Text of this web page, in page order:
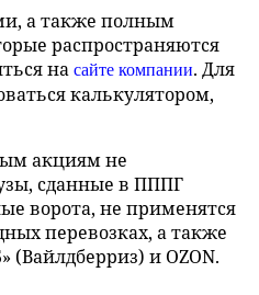
а также полным
распространяются
на сайте компании. Для
калькулятором,
акциям не
сданные в ПППГ
ворота, не применятся
перевозках, а также
(Вайлдберриз) и OZON.